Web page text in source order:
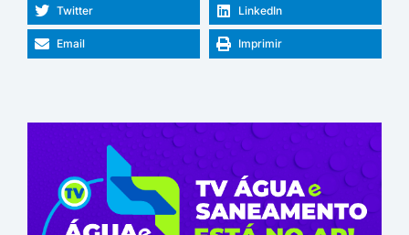
Twitter LinkedIn
Email Imprimir